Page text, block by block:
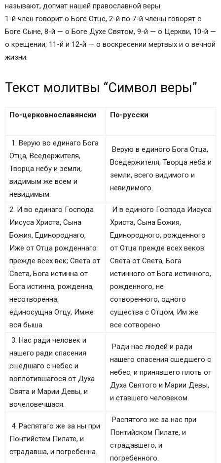
называют, догмат нашей православной веры.
1-й член говорит о Боге Отце, 2-й по 7-й члены говорят о
Боге Сыне, 8-й — о Боге Духе Святом, 9-й — о Церкви, 10-й —
о крещении, 11-й и 12-й — о воскресении мертвых и о вечной
жизни.
Текст молитвы “Символ веры”
По-церковнославянски По-русски
1. Верую во единаго Бога
Отца, Вседержителя,
Творца небу и земли,
видимым же всем и
невидимым.
Верую в единого Бога Отца,
Вседержителя, Творца неба и
земли, всего видимого и
невидимого.
2. И во единаго Господа
Иисуса Христа, Сына
Божия, Единороднаго,
Иже от Отца рожденнаго
прежде всех век; Света от
Света, Бога истинна от
Бога истинна, рожденна,
несотворенна,
единосущна Отцу, Имже
вся быша.
И в единого Господа Иисуса
Христа, Сына Божия,
Единородного, рожденного
от Отца прежде всех веков:
Света от Света, Бога
истинного от Бога истинного,
рожденного, не
сотворенного, одного
существа с Отцом, Им же
все сотворено.
3. Нас ради человек и
нашего ради спасения
сшедшаго с небес и
воплотившагося от Духа
Свята и Марии Девы, и
вочеловечшася.
Ради нас людей и ради
нашего спасения сшедшего с
небес, и принявшего плоть от
Духа Святого и Марии Девы,
и ставшего человеком.
4. Распятаго же за ны при
Понтийстем Пилате, и
страдавша, и погребенна.
Распятого же за нас при
Понтийском Пилате, и
страдавшего, и
погребенного.